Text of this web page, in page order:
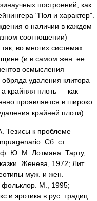
построений, как
"Пол и характер".
о наличии в каждом
соотношении)
во многих системах
(и в самом жен. ее
осмысления
удаления клитора
крайняя плоть — как
проявляется в широко
крайней плоти).
Тезисы к проблеме
Сб. ст.
Ю. М. Лотмана. Тарту,
Женева, 1972; Лит.
муж. и жен.
фольклор. М., 1995;
и эротика в рус. традиц.